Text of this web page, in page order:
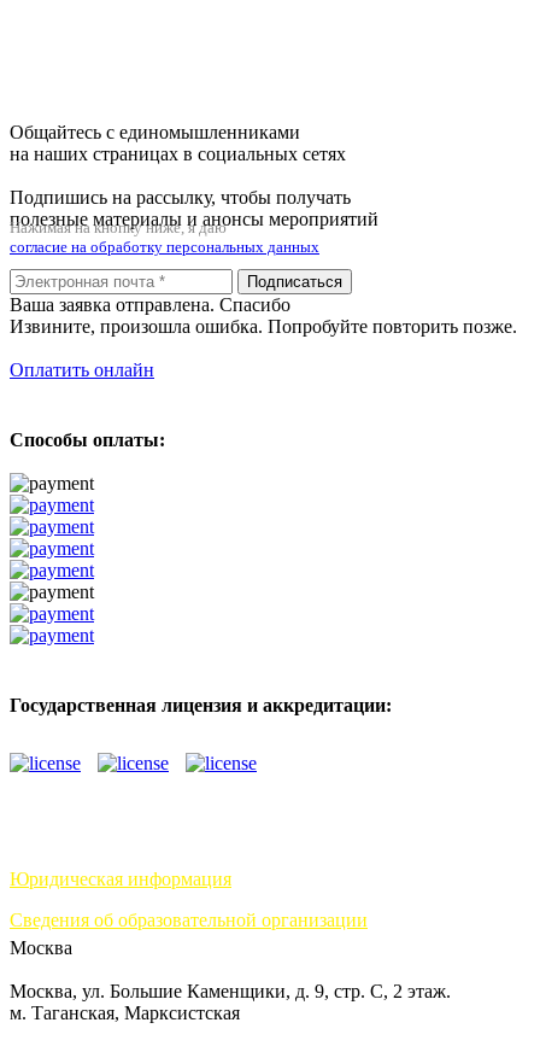
Общайтесь с единомышленниками
на наших страницах в социальных сетях
Подпишись на рассылку, чтобы получать
полезные материалы и анонсы мероприятий
Нажимая на кнопку ниже, я даю
согласие на обработку персональных данных
Подписаться
Ваша заявка отправлена. Спасибо
Извините, произошла ошибка. Попробуйте повторить позже.
Оплатить онлайн
Способы оплаты:
Государственная лицензия и аккредитации:
Юридическая информация
Сведения об образовательной организации
Москва
Москва, ул. Большие Каменщики, д. 9, стр. С, 2 этаж.
м. Таганская, Марксистская